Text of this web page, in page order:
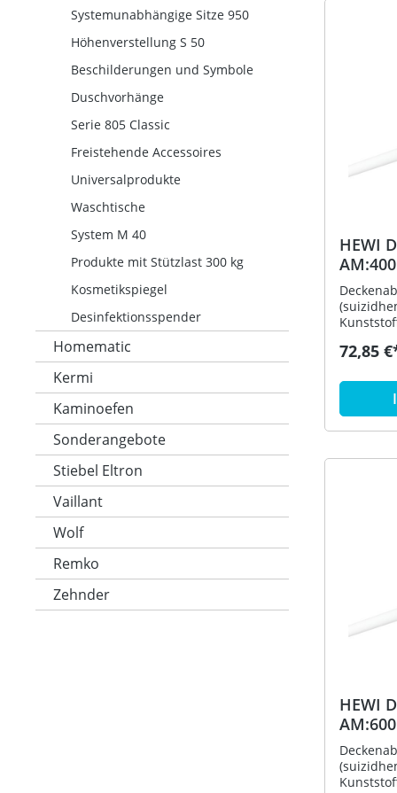
Systemunabhängige Sitze 950
Höhenverstellung S 50
Beschilderungen und Symbole
Duschvorhänge
Serie 805 Classic
Freistehende Accessoires
Universalprodukte
Waschtische
System M 40
Produkte mit Stützlast 300 kg
Kosmetikspiegel
Desinfektionsspender
Homematic
Kermi
Kaminoefen
Sonderangebote
Stiebel Eltron
Vaillant
Wolf
Remko
Zehnder
lang,
aus
HEWI
Ausf.
lang,
aus
72,85
HEWI
Ausf.